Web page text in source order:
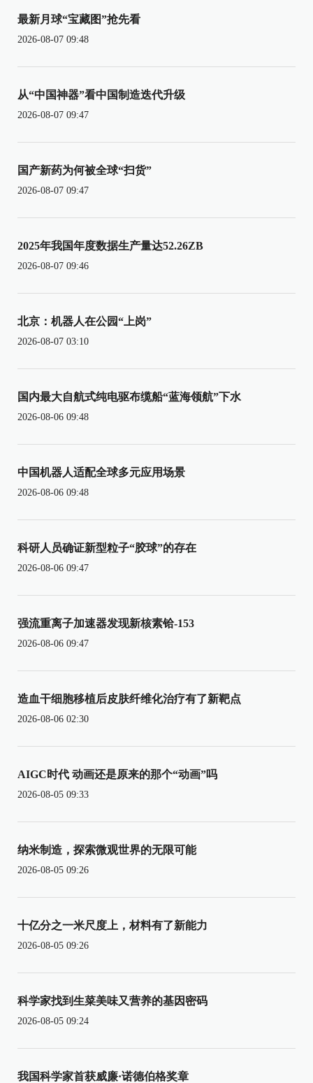
最新月球“宝藏图”抢先看
2026-08-07 09:48
从“中国神器”看中国制造迭代升级
2026-08-07 09:47
国产新药为何被全球“扫货”
2026-08-07 09:47
2025年我国年度数据生产量达52.26ZB
2026-08-07 09:46
北京：机器人在公园“上岗”
2026-08-07 03:10
国内最大自航式纯电驱布缆船“蓝海领航”下水
2026-08-06 09:48
中国机器人适配全球多元应用场景
2026-08-06 09:48
科研人员确证新型粒子“胶球”的存在
2026-08-06 09:47
强流重离子加速器发现新核素铪-153
2026-08-06 09:47
造血干细胞移植后皮肤纤维化治疗有了新靶点
2026-08-06 02:30
AIGC时代 动画还是原来的那个“动画”吗
2026-08-05 09:33
纳米制造，探索微观世界的无限可能
2026-08-05 09:26
十亿分之一米尺度上，材料有了新能力
2026-08-05 09:26
科学家找到生菜美味又营养的基因密码
2026-08-05 09:24
我国科学家首获威廉·诺德伯格奖章